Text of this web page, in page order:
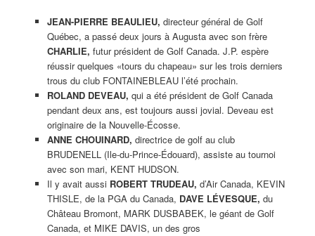
JEAN-PIERRE BEAULIEU, directeur général de Golf
Québec, a passé deux jours à Augusta avec son frère
CHARLIE, futur président de Golf Canada. J.P. espère
réussir quelques «tours du chapeau» sur les trois derniers
trous du club FONTAINEBLEAU l’été prochain.
ROLAND DEVEAU, qui a été président de Golf Canada
pendant deux ans, est toujours aussi jovial. Deveau est
originaire de la Nouvelle-Écosse.
ANNE CHOUINARD, directrice de golf au club
BRUDENELL (Ile-du-Prince-Édouard), assiste au tournoi
avec son mari, KENT HUDSON.
Il y avait aussi ROBERT TRUDEAU, d’Air Canada, KEVIN
THISLE, de la PGA du Canada, DAVE LÉVESQUE, du
Château Bromont, MARK DUSBABEK, le géant de Golf
Canada, et MIKE DAVIS, un des gros